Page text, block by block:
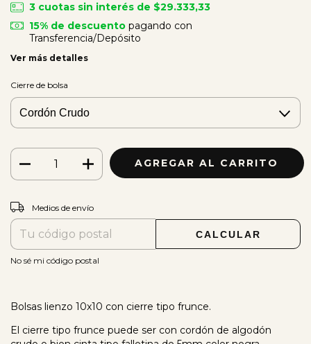
3 cuotas sin interés de $29.333,33
15% de descuentopagando con
Transferencia/Depósito
Ver más detalles
Cierre de bolsa
Entregas para el CP:
Medios de envío
CALCULAR
No sé mi código postal
Bolsas lienzo 10x10 con cierre tipo frunce.
El cierre tipo frunce puede ser con cordón de algodón